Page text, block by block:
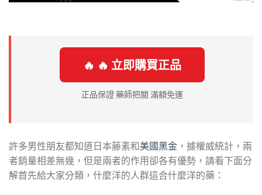
🔥 🔥 立即購買正品
正品保證 藥師把關 滿額免運
許多男性朋友都知道日本藤素和美國黑金 ，據權威統計，兩
者銷量相差無幾，但是兩者的作用卻各有優勢，請看下面分
解首先給大家分類，什麼洋的人群這合什麼洋的藥：